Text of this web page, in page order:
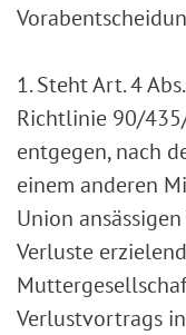
1. Steht Art. 4
Richtlinie 90/
entgegen, nach
einem anderen
Union
Verluste
Verlustvortrags